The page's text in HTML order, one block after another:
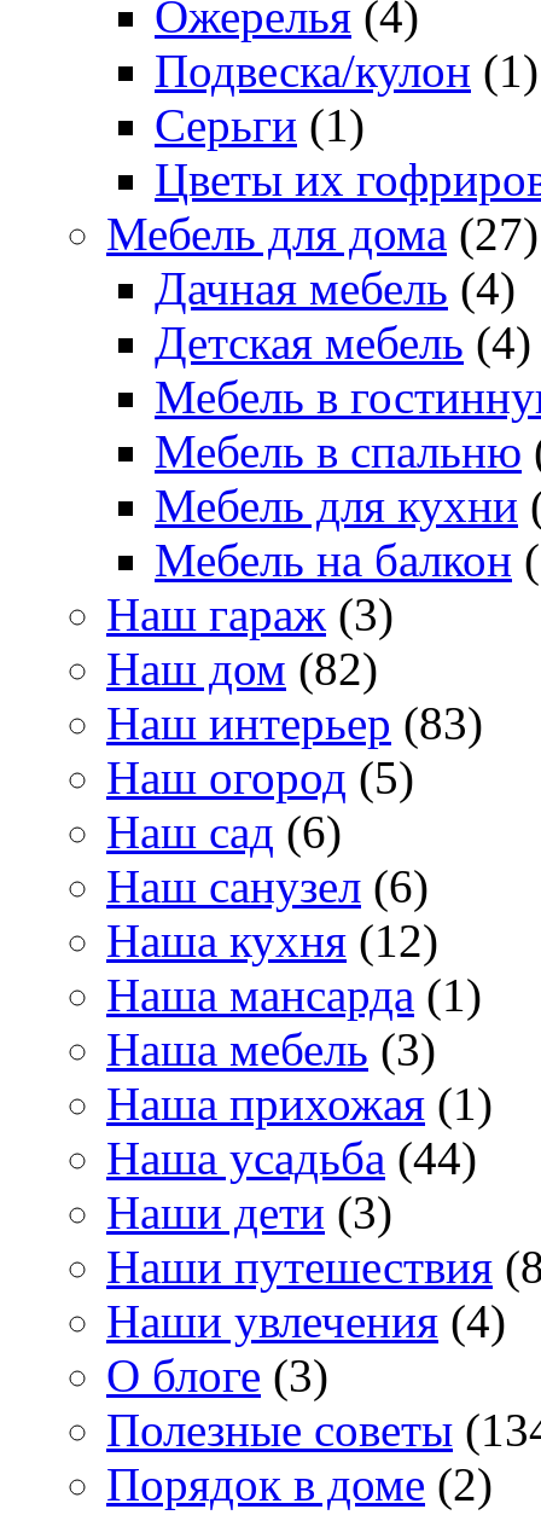
Ожерелья (4)
Подвеска/кулон (1)
Серьги (1)
Цветы их
Мебель для дома (27)
Дачная мебель (4)
Детская мебель (4)
Мебель в
Мебель в спальню
Мебель для кухни
Мебель на балкон
Наш гараж (3)
Наш дом (82)
Наш интерьер (83)
Наш огород (5)
Наш сад (6)
Наш санузел (6)
Наша кухня (12)
Наша мансарда (1)
Наша мебель (3)
Наша прихожая (1)
Наша усадьба (44)
Наши дети (3)
Наши путешествия
Наши увлечения (4)
О блоге (3)
Полезные советы
Порядок в доме (2)